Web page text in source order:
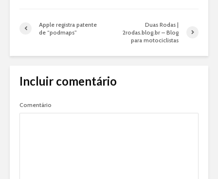
Apple registra patente
de “podmaps”
Duas Rodas |
2rodas.blog.br – Blog
para motociclistas
Incluir comentário
Comentário